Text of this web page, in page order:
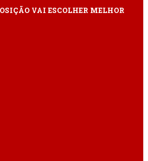
VAI ESCOLHER MELHOR